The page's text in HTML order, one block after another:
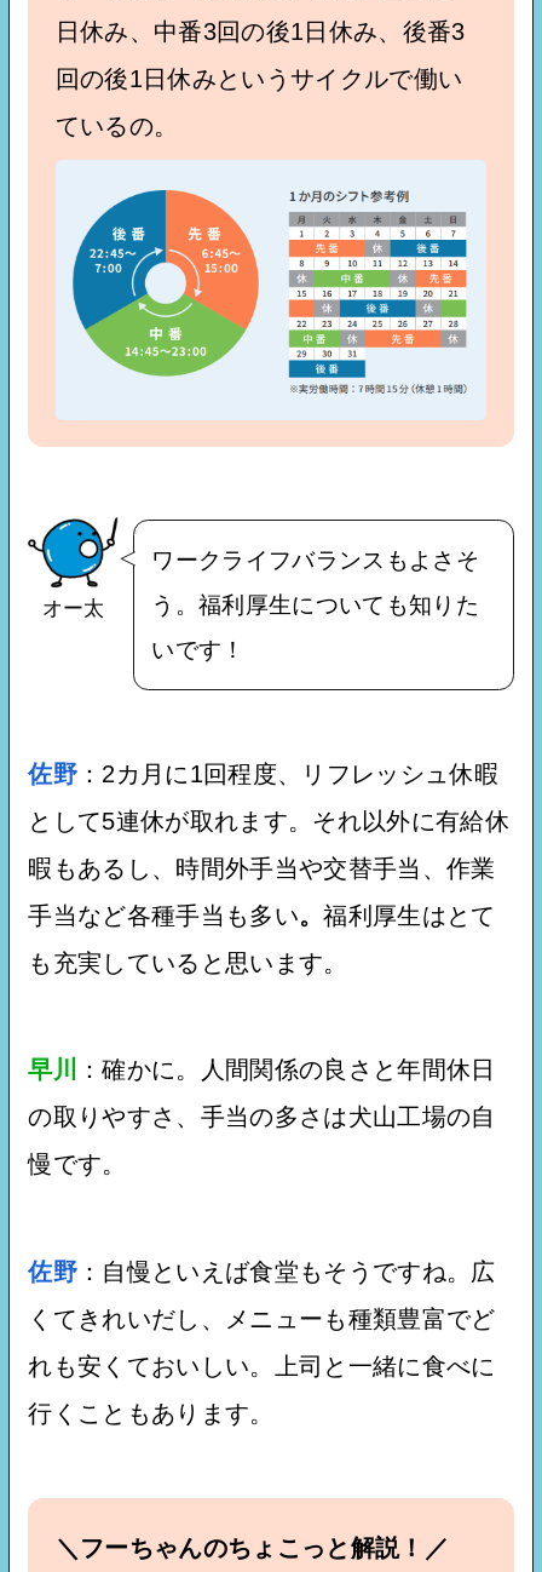
日休み、中番3回の後1日休み、後番3
回の後1日休みというサイクルで働い
ているの。
オー太
ワークライフバランスもよさそ
う。福利厚生についても知りた
いです！
佐野 ：2カ月に1回程度、リフレッシュ休暇
として5連休が取れます。それ以外に有給休
暇もあるし、時間外手当や交替手当、作業
手当など各種手当も多い。福利厚生はとて
も充実していると思います。
早川
：確かに。人間関係の良さと年間休日
の取りやすさ、手当の多さは犬山工場の自
慢です。
佐野 ：自慢といえば食堂もそうですね。広
くてきれいだし、メニューも種類豊富でど
れも安くておいしい。上司と一緒に食べに
行くこともあります。
＼フーちゃんのちょこっと解説！／